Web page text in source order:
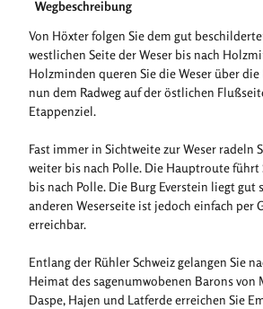
Wegbeschreibung
Von Höxter folgen Sie dem gut
westlichen Seite der Weser bis nach
Holzminden queren Sie die Weser über
nun dem Radweg auf der östlichen
Etappenziel.
Fast immer in Sichtweite zur Weser radeln
weiter bis nach Polle. Die Hauptroute führt
bis nach Polle. Die Burg Everstein liegt gut
anderen Weserseite ist jedoch einfach per
erreichbar.
Entlang der Rühler Schweiz gelangen Sie
Heimat des sagenumwobenen Barons von
Daspe, Hajen und Latferde erreichen Sie